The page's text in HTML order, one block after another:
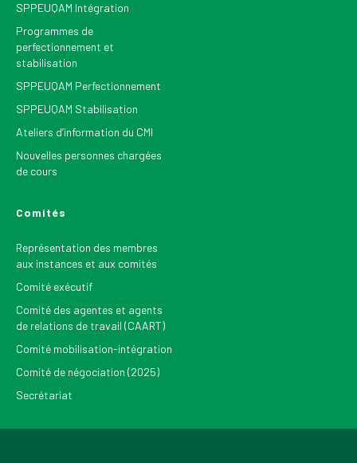
SPPEUQAM Intégration
Programmes de
perfectionnement et
stabilisation
SPPEUQAM Perfectionnement
SPPEUQAM Stabilisation
Ateliers d’information du CMI
Nouvelles personnes chargées
de cours
Comités
Représentation des membres
aux instances et aux comités
Comité exécutif
Comité des agentes et agents
de relations de travail (CAART)
Comité mobilisation-intégration
Comité de négociation (2025)
Secrétariat